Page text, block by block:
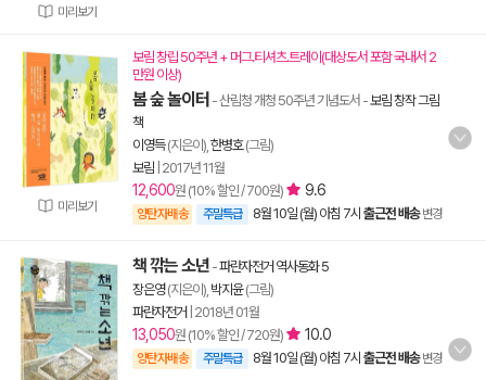
미리보기
미리보기
보림 창립 50주년 + 머그.티셔츠.트레이(대상도서 포함 국내서 2
만원 이상)
봄 숲 놀이터 - 산림청 개청 50주년 기념도서 -보림 창작 그림
책
이영득(지은이), 한병호(그림)
보림 2017년 11월
12,600원 (10% 할인 / 700원) 9.6
양탄자배송 주말특급 8월 10일 (월) 아침 7시 출근전 배송 변경
책 깎는 소년 -파란자전거 역사동화 5
장은영(지은이), 박지윤(그림)
파란자전거 2018년 01월
13,050원 (10% 할인 / 720원) 10.0
양탄자배송 주말특급 8월 10일 (월) 아침 7시 출근전 배송 변경